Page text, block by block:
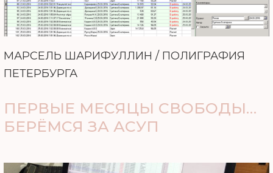
МАРСЕЛЬ ШАРИФУЛЛИН / ПОЛИГРАФИЯ
ПЕТЕРБУРГА
ПЕРВЫЕ МЕСЯЦЫ СВОБОДЫ…
БЕРЁМСЯ ЗА АСУП